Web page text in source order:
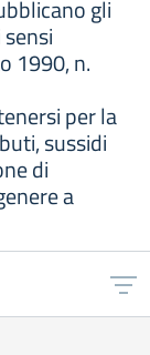
gli
1990, n.
per la
sussidi
di
a